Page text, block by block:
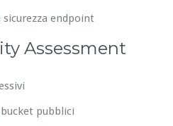
endpoint
Assessment
pubblici